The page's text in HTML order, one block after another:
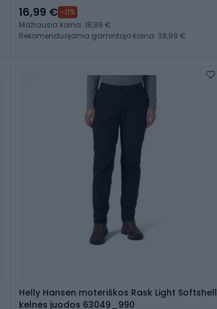
16,99 € -11%
Mažiausia kaina: 18,99 €
Rekomenduojama gamintojo kaina: 38,99 €
Helly Hansen moteriškos Rask Light Softshell
kelnės juodos 63049_990